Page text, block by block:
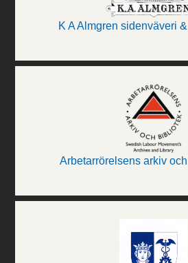
K A Almgren sidenväveri
Arbetarrörelsens arkiv